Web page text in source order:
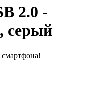
2.0 -
серый